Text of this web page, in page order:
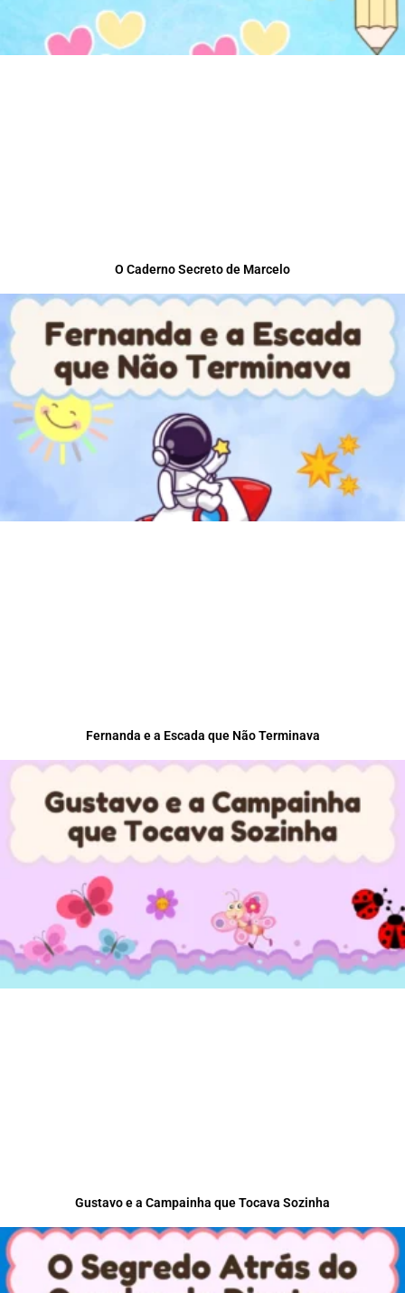
O Caderno Secreto de Marcelo
Fernanda e a Escada que Não Terminava
Gustavo e a Campainha que Tocava Sozinha